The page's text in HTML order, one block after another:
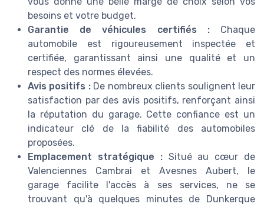
besoins et votre budget.
Garantie de véhicules certifiés :Chaque
automobile est rigoureusement inspectée et
certifiée, garantissant ainsi une qualité et un
respect des normes élevées.
Avis positifs :De nombreux clients soulignent leur
satisfaction par des avis positifs, renforçant ainsi
la réputation du garage. Cette confiance est un
indicateur clé de la fiabilité des automobiles
proposées.
Emplacement stratégique :Situé au cœur de
Valenciennes Cambrai et Avesnes Aubert, le
garage facilite l'accès à ses services, ne se
trouvant qu'à quelques minutes de Dunkerque